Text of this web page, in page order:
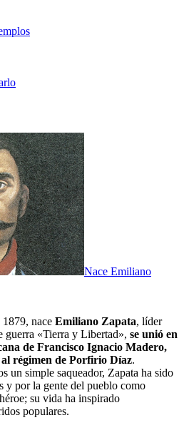
Nace Emiliano
nace Emiliano Zapata, líder
guerra «Tierra y Libertad», se unió en
de Francisco Ignacio Madero,
régimen de Porfirio Díaz.
un simple saqueador, Zapata ha sido
y por la gente del pueblo como
su vida ha inspirado
populares.